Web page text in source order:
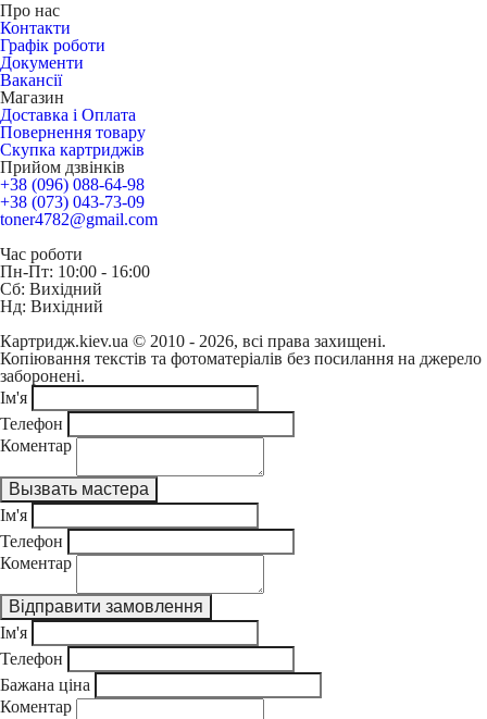
Про нас
Контакти
Графік роботи
Документи
Вакансії
Магазин
Доставка і Оплата
Повернення товару
Скупка картриджів
Прийом дзвінків
+38 (096) 088-64-98
+38 (073) 043-73-09
toner4782@gmail.com
Час роботи
Пн-Пт: 10:00 - 16:00
Сб: Вихідний
Нд: Вихідний
Картридж.kiev.ua © 2010 - 2026, всі права захищені.
Копіювання текстів та фотоматеріалів без посилання на джерело
заборонені.
Ім'я
Телефон
Коментар
Ім'я
Телефон
Коментар
Ім'я
Телефон
Бажана ціна
Коментар